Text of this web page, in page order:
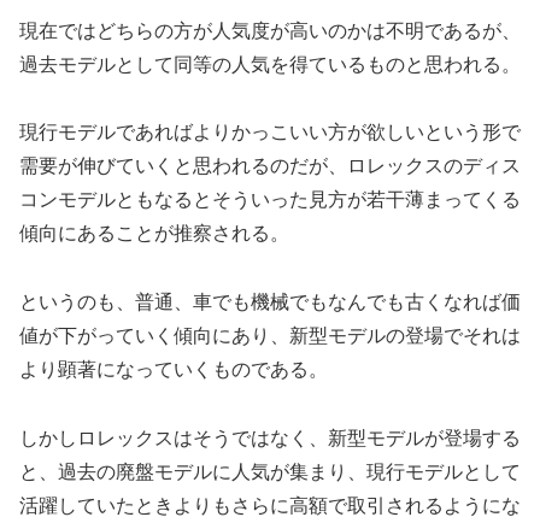
現在ではどちらの方が人気度が高いのかは不明であるが、
過去モデルとして同等の人気を得ているものと思われる。
現行モデルであればよりかっこいい方が欲しいという形で
需要が伸びていくと思われるのだが、ロレックスのディス
コンモデルともなるとそういった見方が若干薄まってくる
傾向にあることが推察される。
というのも、普通、車でも機械でもなんでも古くなれば価
値が下がっていく傾向にあり、新型モデルの登場でそれは
より顕著になっていくものである。
しかしロレックスはそうではなく、新型モデルが登場する
と、過去の廃盤モデルに人気が集まり、現行モデルとして
活躍していたときよりもさらに高額で取引されるようにな